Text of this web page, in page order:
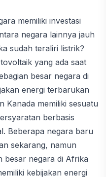
memiliki investasi
negara lainnya jauh
sudah teraliri listrik?
yang ada saat
besar negara di
energi terbarukan
Kanada memiliki sesuatu
berbasis
Beberapa negara baru
sekarang, namun
besar negara di Afrika
kebijakan energi